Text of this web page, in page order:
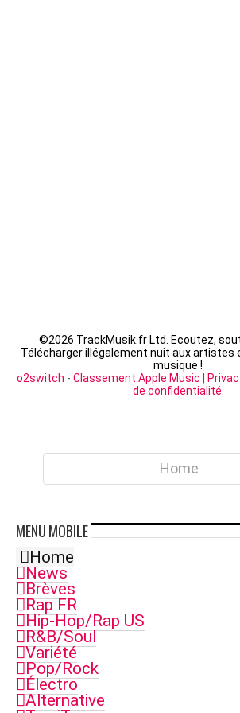
©2026 TrackMusik.fr Ltd. Ecoutez,
Télécharger illégalement nuit aux artistes
musique !
o2switch - Classement Apple Music
de confidentialité
Home
MENUMOBILE
Home
News
Brèves
Rap FR
Hip-Hop/Rap US
R&B/Soul
Variété
Pop/Rock
Électro
Alternative